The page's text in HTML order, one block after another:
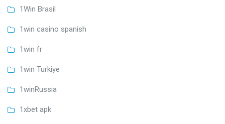
1Win Brasil
1win casino spanish
1win fr
1win Turkiye
1winRussia
1xbet apk